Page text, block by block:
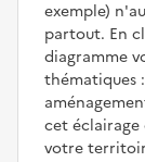
exemple)
partout. En
diagramme
thématiques
cet
votre